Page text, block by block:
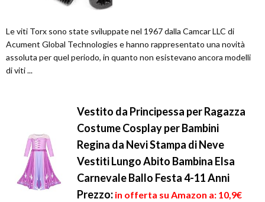
Le viti Torx sono state sviluppate nel 1967 dalla Camcar LLC di
Acument Global Technologies e hanno rappresentato una novità
assoluta per quel periodo, in quanto non esistevano ancora modelli
di viti ...
Vestito da Principessa per Ragazza
Costume Cosplay per Bambini
Regina da Nevi Stampa di Neve
Vestiti Lungo Abito Bambina Elsa
Carnevale Ballo Festa 4-11 Anni
Prezzo: in offerta su Amazon a: 10,9€